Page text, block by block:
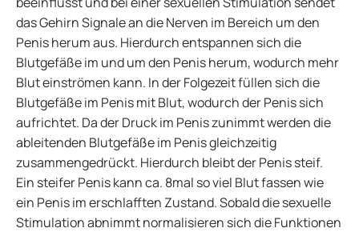
das Gehirn Signale an die Nerven im Bereich um den
Penis herum aus. Hierdurch entspannen sich die
Blutgefäße im und um den Penis herum, wodurch mehr
Blut einströmen kann. In der Folgezeit füllen sich die
Blutgefäße im Penis mit Blut, wodurch der Penis sich
aufrichtet. Da der Druck im Penis zunimmt werden die
ableitenden Blutgefäße im Penis gleichzeitig
zusammengedrückt. Hierdurch bleibt der Penis steif.
Ein steifer Penis kann ca. 8mal so viel Blut fassen wie
ein Penis im erschlafften Zustand. Sobald die sexuelle
Stimulation abnimmt normalisieren sich die Funktionen